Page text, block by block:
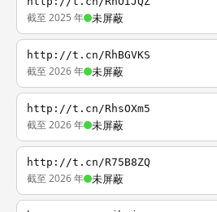
截至 2025 年 未屏蔽
http://t.cn/RhBGVKS
截至 2026 年 未屏蔽
http://t.cn/RhsOXm5
截至 2026 年 未屏蔽
http://t.cn/R75B8ZQ
截至 2026 年 未屏蔽